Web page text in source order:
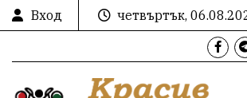
Вход
четвъртък,